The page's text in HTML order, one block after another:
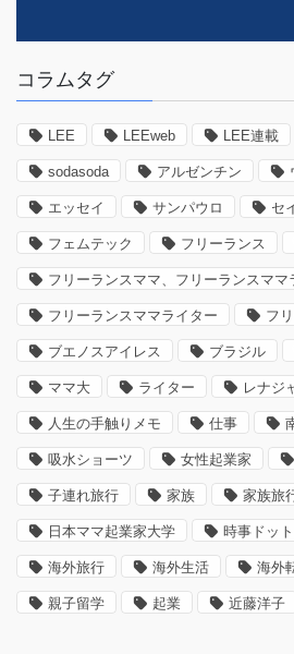
コラムタグ
LEE LEEweb LEE連載
sodasoda アルゼンチン
エッセイ サンパウロ セ
フェムテック フリーランス
フリーランスママ、フリーランスマ
フリーランスママライター フ
ブエノスアイレス ブラジル
ママ大 ライター レナジ
人生の手触りメモ 仕事
吸水ショーツ 女性起業家
子連れ旅行 家族 家族旅
日本ママ起業家大学 時事ドッ
海外旅行 海外生活 海外
親子留学 起業 近藤洋子